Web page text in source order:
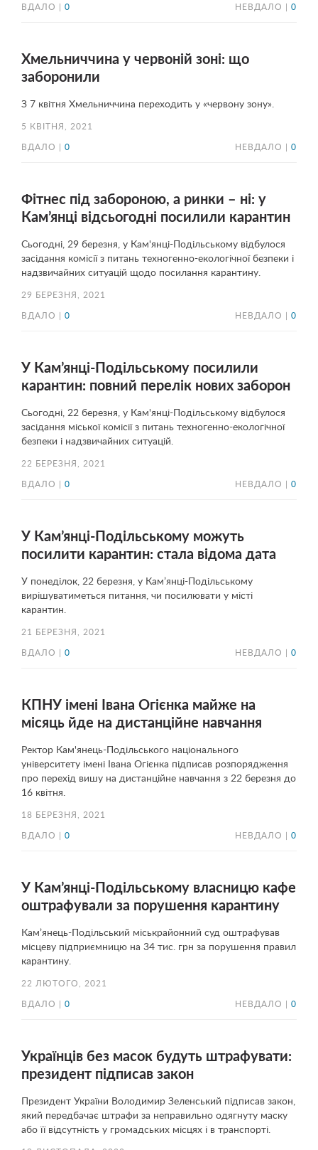
ВДАЛО | 0 НЕВДАЛО | 0
Хмельниччина у червоній зоні: що
заборонили
З 7 квітня Хмельниччина переходить у «червону зону».
5 КВІТНЯ, 2021
ВДАЛО | 0 НЕВДАЛО | 0
Фітнес під забороною, а ринки – ні: у
Кам’янці відсьогодні посилили карантин
Сьогодні, 29 березня, у Кам'янці-Подільському відбулося
засідання комісії з питань техногенно-екологічної безпеки і
надзвичайних ситуацій щодо посилання карантину.
29 БЕРЕЗНЯ, 2021
ВДАЛО | 0 НЕВДАЛО | 0
У Кам’янці-Подільському посилили
карантин: повний перелік нових заборон
Сьогодні, 22 березня, у Кам'янці-Подільському відбулося
засідання міської комісії з питань техногенно-екологічної
безпеки і надзвичайних ситуацій.
22 БЕРЕЗНЯ, 2021
ВДАЛО | 0 НЕВДАЛО | 0
У Кам’янці-Подільському можуть
посилити карантин: стала відома дата
У понеділок, 22 березня, у Кам’янці-Подільському
вирішуватиметься питання, чи посилювати у місті
карантин.
21 БЕРЕЗНЯ, 2021
ВДАЛО | 0 НЕВДАЛО | 0
КПНУ імені Івана Огієнка майже на
місяць йде на дистанційне навчання
Ректор Кам'янець-Подільського національного
університету імені Івана Огієнка підписав розпорядження
про перехід вишу на дистанційне навчання з 22 березня до
16 квітня.
18 БЕРЕЗНЯ, 2021
ВДАЛО | 0 НЕВДАЛО | 0
У Кам’янці-Подільському власницю кафе
оштрафували за порушення карантину
Кам’янець-Подільський міськрайонний суд оштрафував
місцеву підприємницю на 34 тис. грн за порушення правил
карантину.
22 ЛЮТОГО, 2021
ВДАЛО | 0 НЕВДАЛО | 0
Українців без масок будуть штрафувати:
президент підписав закон
Президент України Володимир Зеленський підписав закон,
який передбачає штрафи за неправильно одягнуту маску
або її відсутність у громадських місцях і в транспорті.